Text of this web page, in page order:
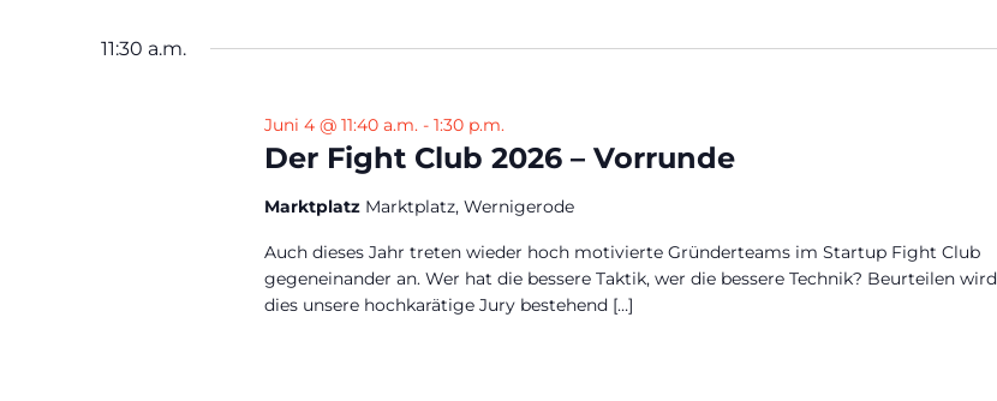
11:30 a.m.
Der Fight Club 2026 – Vorrunde
Juni 4 @ 11:40 a.m.- 1:30 p.m.
Marktplatz Marktplatz, Wernigerode
Auch dieses Jahr treten wieder hoch motivierte Gründerteams im Startup Fight Club
gegeneinander an. Wer hat die bessere Taktik, wer die bessere Technik? Beurteilen wird
dies unsere hochkarätige Jury bestehend […]